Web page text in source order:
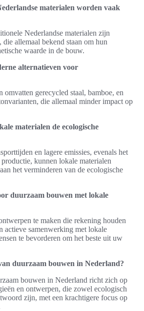
materialen worden vaak
Nederlandse materialen zijn
die allemaal bekend staan om hun
waarde in de bouw.
alternatieven voor
omvatten gerecycled staal, bamboe, en
die allemaal minder impact op
materialen de ecologische
en lagere emissies, evenals het
kunnen lokale materialen
het verminderen van de ecologische
duurzaam bouwen met lokale
te maken die rekening houden
actieve samenwerking met lokale
te bevorderen om het beste uit uw
duurzaam bouwen in Nederland?
bouwen in Nederland richt zich op
en ontwerpen, die zowel ecologisch
zijn, met een krachtigere focus op